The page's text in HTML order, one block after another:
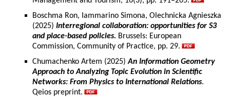
Boschma Ron, Iammarino Simona, Olechnicka Agnieszka
(2025) Interregional collaboration: opportunities for S3
and place-based policies. Brussels: European
Commission, Community of Practice, pp. 29.
Chumachenko Artem (2025)An Information Geometry
Approach to Analyzing Topic Evolution in Scientific
Networks: From Physics to International Relations.
Qeios preprint.